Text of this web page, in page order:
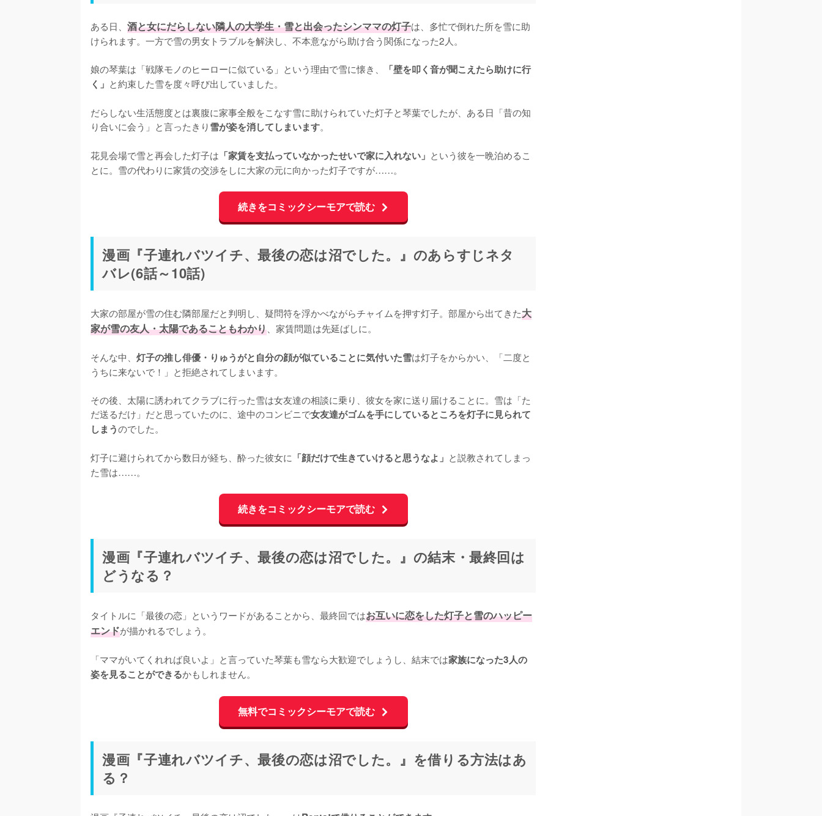
ある日、 酒と女にだらしない隣人の大学生・雪と出会ったシンママの灯子は、多忙で倒れた所を雪に助
けられます。一方で雪の男女トラブルを解決し、不本意ながら助け合う関係になった2人。
娘の琴葉は「戦隊モノのヒーローに似ている」という理由で雪に懐き、
「壁を叩く音が聞こえたら助けに行
く」 と約束した雪を度々呼び出していました。
だらしない生活態度とは裏腹に家事全般をこなす雪に助けられていた灯子と琴葉でしたが、ある日「昔の知
り合いに会う」と言ったきり雪が姿を消してしまいます。
花見会場で雪と再会した灯子は 「家賃を支払っていなかったせいで家に入れない」 という彼を一晩泊めるこ
とに。雪の代わりに家賃の交渉をしに大家の元に向かった灯子ですが……。
続きをコミックシーモアで読む
漫画『子連れバツイチ、最後の恋は沼でした。』のあらすじネタ
バレ(6話～10話)
大家の部屋が雪の住む隣部屋だと判明し、疑問符を浮かべながらチャイムを押す灯子。部屋から出てきた大
家が雪の友人・太陽であることもわかり 、家賃問題は先延ばしに。
そんな中、 灯子の推し俳優・りゅうがと自分の顔が似ていることに気付いた雪は灯子をからかい、「二度と
うちに来ないで！」と拒絶されてしまいます。
その後、太陽に誘われてクラブに行った雪は女友達の相談に乗り、彼女を家に送り届けることに。雪は「た
だ送るだけ」だと思っていたのに、途中のコンビニで女友達がゴムを手にしているところを灯子に見られて
しまうのでした。
灯子に避けられてから数日が経ち、酔った彼女に 「顔だけで生きていけると思うなよ」 と説教されてしまっ
た雪は……。
続きをコミックシーモアで読む
漫画『子連れバツイチ、最後の恋は沼でした。』の結末・最終回は
どうなる？
タイトルに「最後の恋」というワードがあることから、最終回ではお互いに恋をした灯子と雪のハッピー
エンドが描かれるでしょう。
「ママがいてくれれば良いよ」と言っていた琴葉も雪なら大歓迎でしょうし、結末では家族になった3人の
姿を見ることができるかもしれません。
無料でコミックシーモアで読む
漫画『子連れバツイチ、最後の恋は沼でした。』を借りる方法はあ
る？